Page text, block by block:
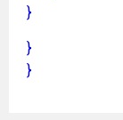
}
}
}